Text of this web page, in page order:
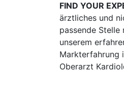
FIND YOUR
ärztliches und
passende
unserem
Markterfahrung
Oberarzt